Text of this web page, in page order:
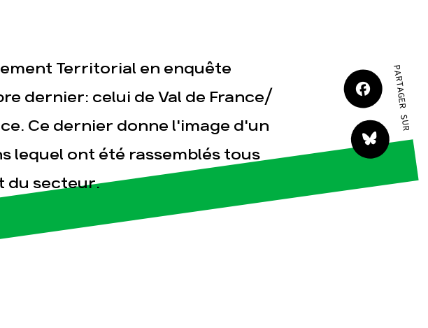
Territorial en enquête
dernier: celui de Val de France/
Ce dernier donne l'image d'un
lequel ont été rassemblés tous
du secteur.
PARTAGER SUR